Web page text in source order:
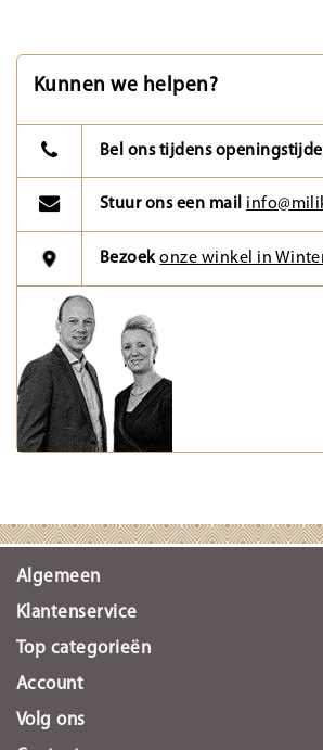
Kunnen we helpen?
Bel ons tijdens
Stuur ons een mail
Bezoekonze winkel in
Algemeen
Klantenservice
Top categorieën
Account
Volg ons